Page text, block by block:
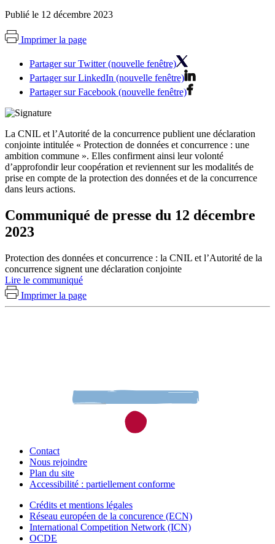
Publié le 12 décembre 2023
Imprimer la page
Partager sur Twitter (nouvelle fenêtre)
Partager sur LinkedIn (nouvelle fenêtre)
Partager sur Facebook (nouvelle fenêtre)
La CNIL et l’Autorité de la concurrence publient une déclaration
conjointe intitulée « Protection de données et concurrence : une
ambition commune ». Elles confirment ainsi leur volonté
d’approfondir leur coopération et reviennent sur les modalités de
prise en compte de la protection des données et de la concurrence
dans leurs actions.
Communiqué de presse du 12 décembre
2023
Protection des données et concurrence : la CNIL et l’Autorité de la
concurrence signent une déclaration conjointe
Lire le communiqué
Imprimer la page
Contact
Nous rejoindre
Plan du site
Accessibilité : partiellement conforme
Crédits et mentions légales
Réseau européen de la concurence (ECN)
International Competition Network (ICN)
OCDE